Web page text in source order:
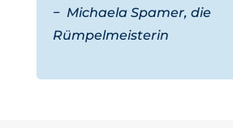
− Michaela Spamer, die
Rümpelmeisterin